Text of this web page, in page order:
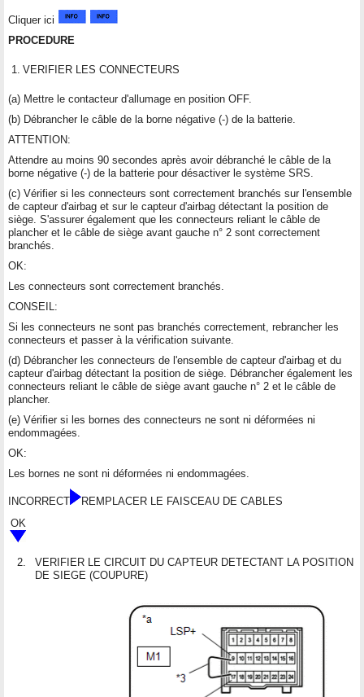
Cliquer ici
PROCEDURE
1. VERIFIER LES CONNECTEURS
(a) Mettre le contacteur d'allumage en position OFF.
(b) Débrancher le câble de la borne négative (-) de la batterie.
ATTENTION:
Attendre au moins 90 secondes après avoir débranché le câble de la
borne négative (-) de la batterie pour désactiver le système SRS.
(c) Vérifier si les connecteurs sont correctement branchés sur l'ensemble
de capteur d'airbag et sur le capteur d'airbag détectant la position de
siège. S'assurer également que les connecteurs reliant le câble de
plancher et le câble de siège avant gauche n° 2 sont correctement
branchés.
OK:
Les connecteurs sont correctement branchés.
CONSEIL:
Si les connecteurs ne sont pas branchés correctement, rebrancher les
connecteurs et passer à la vérification suivante.
(d) Débrancher les connecteurs de l'ensemble de capteur d'airbag et du
capteur d'airbag détectant la position de siège. Débrancher également les
connecteurs reliant le câble de siège avant gauche n° 2 et le câble de
plancher.
(e) Vérifier si les bornes des connecteurs ne sont ni déformées ni
endommagées.
OK:
Les bornes ne sont ni déformées ni endommagées.
INCORRECT
REMPLACER LE FAISCEAU DE CABLES
OK
2.
VERIFIER LE CIRCUIT DU CAPTEUR DETECTANT LA POSITION
DE SIEGE (COUPURE)